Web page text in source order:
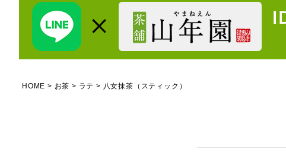
HOME お茶 ラテ 八女抹茶（スティック）